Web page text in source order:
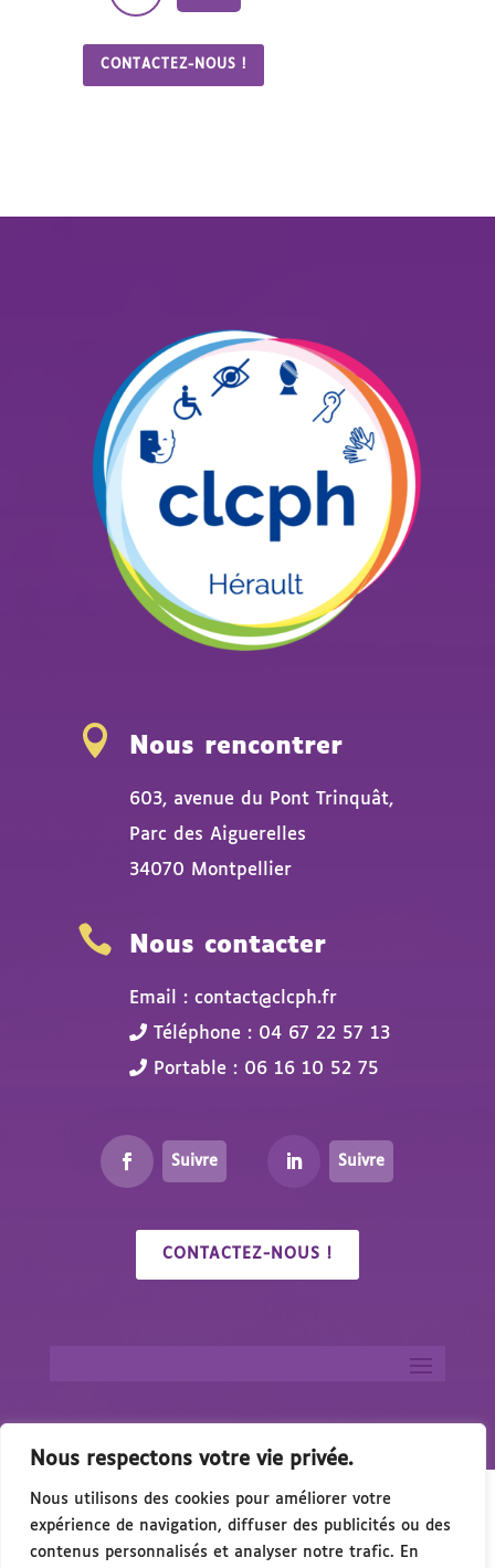
Nous respectons votre vie privée.
Nous utilisons des cookies pour améliorer votre
expérience de navigation, diffuser des publicités ou des
contenus personnalisés et analyser notre trafic. En
CONTACTEZ-NOUS !
 Nous rencontrer
603, avenue du Pont Trinquât,
Parc des Aiguerelles
34070 Montpellier
 Nous contacter
Email : contact@clcph.fr
Téléphone : 04 67 22 57 13
Portable : 06 16 10 52 75
Suivre Suivre
CONTACTEZ-NOUS !